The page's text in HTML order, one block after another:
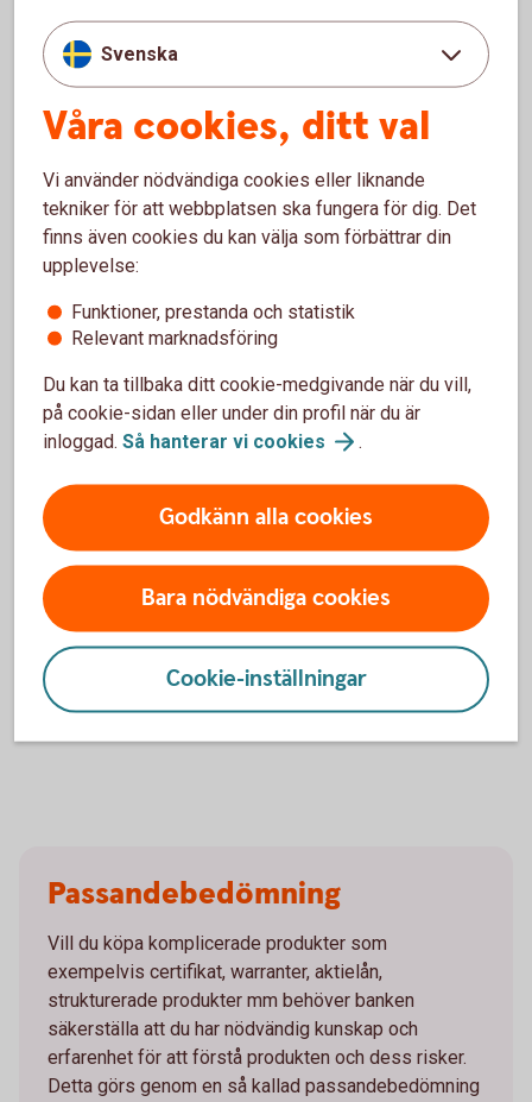
För- och nackdelar med
aktiederivat (optioner)
Fördelar
Kan användas till att skydda ett innehav mot
Kan ge en ökad avkastning med en mindre kapitalinsats
än vad som krävs för att göra en motsvarande affär
direkt i den underliggande tillgången.
Nackdelar
Förlustrisken kan vara obegränsad, vid utfärdande utan
innehav av underliggande produkt.
Din maximala förlust för innehavda optioner kan
motsvara hela det satsade kapitalet och risken är
vanligen betydligt större än en placering i de
underliggande tillgångarna.
Dessa instrument bygger på en hävstång så både över-
som underavkastning kan bli avsevärt större än de
underliggande tillgångarnas avkastning.
Passandebedömning
Vill du köpa komplicerade produkter som
exempelvis certifikat, warranter, aktielån,
strukturerade produkter mm behöver banken
säkerställa att du har nödvändig kunskap och
erfarenhet för att förstå produkten och dess risker.
Detta görs genom en så kallad passandebedömning
Svenska
Våra cookies, ditt val
Vi använder nödvändiga cookies eller liknande
tekniker för att webbplatsen ska fungera för dig. Det
finns även cookies du kan välja som förbättrar din
upplevelse:
Funktioner, prestanda och statistik
Relevant marknadsföring
Du kan ta tillbaka ditt cookie-medgivande när du vill,
på cookie-sidan eller under din profil när du är
inloggad. Så hanterar vi cookies .
Godkänn alla cookies
Bara nödvändiga cookies
Cookie-inställningar